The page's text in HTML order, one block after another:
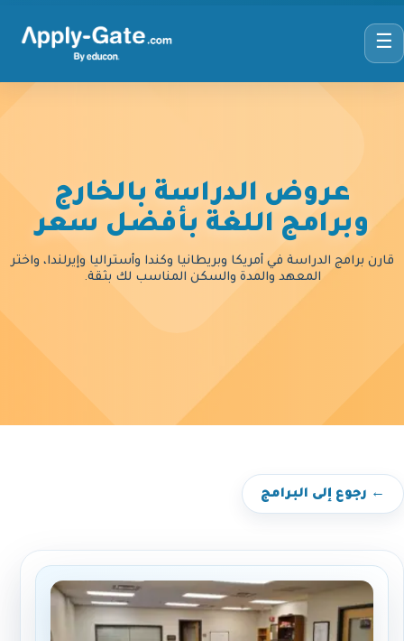
☰
عروض الدراسة بالخارج
وبرامج اللغة بأفضل سعر
قارن برامج الدراسة في أمريكا وبريطانيا وكندا وأستراليا وإيرلندا، واختر
المعهد والمدة والسكن المناسب لك بثقة.
← رجوع إلى البرامج